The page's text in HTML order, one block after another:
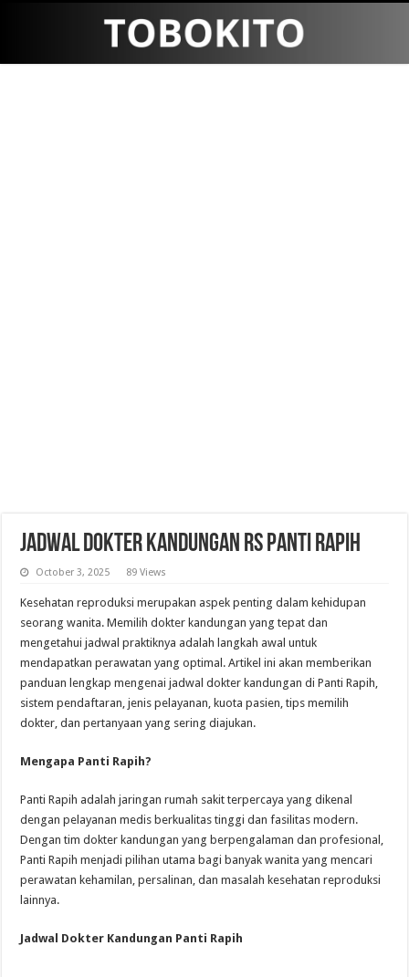
Jadwal Dokter Kandungan RS Panti Rapih
October 3, 2025 89 Views
Kesehatan reproduksi merupakan aspek penting dalam kehidupan
seorang wanita. Memilih dokter kandungan yang tepat dan
mengetahui jadwal praktiknya adalah langkah awal untuk
mendapatkan perawatan yang optimal. Artikel ini akan memberikan
panduan lengkap mengenai jadwal dokter kandungan di Panti Rapih,
sistem pendaftaran, jenis pelayanan, kuota pasien, tips memilih
dokter, dan pertanyaan yang sering diajukan.
Mengapa Panti Rapih?
Panti Rapih adalah jaringan rumah sakit terpercaya yang dikenal
dengan pelayanan medis berkualitas tinggi dan fasilitas modern.
Dengan tim dokter kandungan yang berpengalaman dan profesional,
Panti Rapih menjadi pilihan utama bagi banyak wanita yang mencari
perawatan kehamilan, persalinan, dan masalah kesehatan reproduksi
lainnya.
Jadwal Dokter Kandungan Panti Rapih